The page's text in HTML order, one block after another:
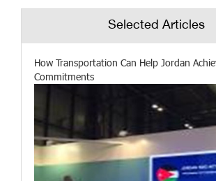
Selected Articles
How Transportation Can Help Jordan
Commitments